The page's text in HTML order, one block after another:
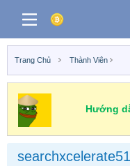
Trang Chủ Thành Viên
Hướng
searchxcelerate51